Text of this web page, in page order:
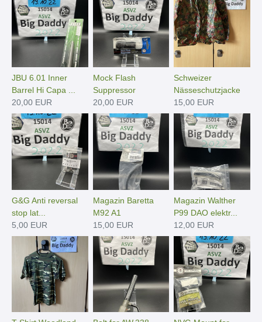
JBU 6.01 Inner
Barrel Hi Capa ...
20,00 EUR
Mock Flash
Suppressor
20,00 EUR
Schweizer
Nässeschutzjacke
15,00 EUR
G&G Anti reversal
stop lat...
5,00 EUR
Magazin Baretta
M92 A1
15,00 EUR
Magazin Walther
P99 DAO elektr...
12,00 EUR